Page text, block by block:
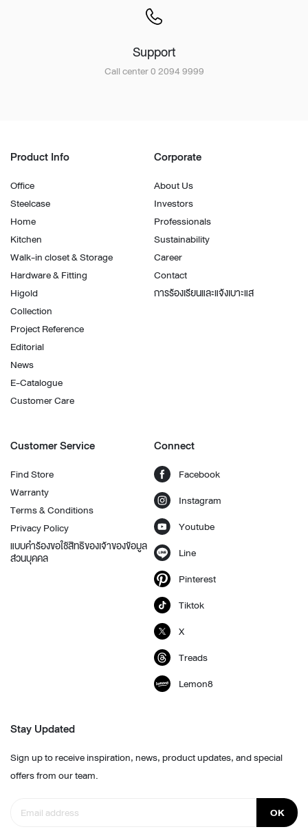
Support
Call center 0 2094 9999
Product Info
Office
Steelcase
Home
Kitchen
Walk-in closet & Storage
Hardware & Fitting
Higold
Collection
Project Reference
Editorial
News
E-Catalogue
Customer Care
Corporate
About Us
Investors
Professionals
Sustainability
Career
Contact
การร้องเรียนและแจ้งเบาะแส
Customer Service
Find Store
Warranty
Terms & Conditions
Privacy Policy
แบบคำร้องขอใช้สิทธิของเจ้าของข้อมูล
ส่วนบุคคล
Connect
Facebook
Instagram
Youtube
Line
Pinterest
Tiktok
X
Treads
Lemon8
Stay Updated
Sign up to receive inspiration, news, product updates, and special
offers from our team.
OK